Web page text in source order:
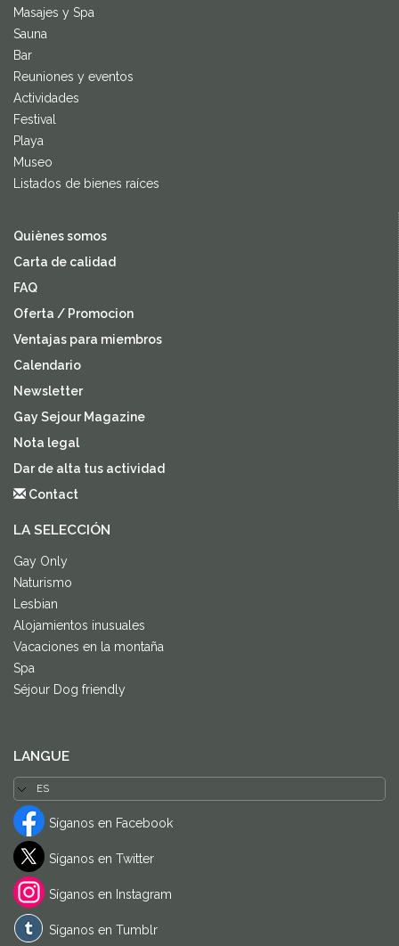
Masajes y Spa
Sauna
Bar
Reuniones y eventos
Actividades
Festival
Playa
Museo
Listados de bienes raíces
Quiènes somos
Carta de calidad
FAQ
Oferta / Promocion
Ventajas para miembros
Calendario
Newsletter
Gay Sejour Magazine
Nota legal
Dar de alta tus actividad
Contact
LA SELECCIÓN
Gay Only
Naturismo
Lesbian
Alojamientos inusuales
Vacaciones en la montaña
Spa
Séjour Dog friendly
LANGUE
Síganos en Facebook
Síganos en Twitter
Síganos en Instagram
Síganos en Tumblr